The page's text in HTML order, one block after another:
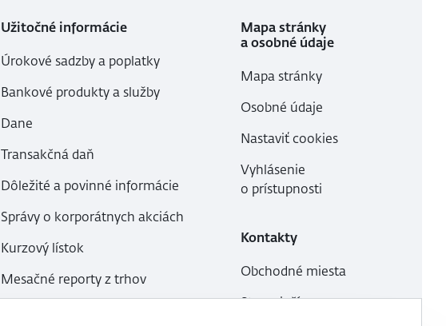
Užitočné informácie
Úrokové sadzby a poplatky
Bankové produkty a služby
Dane
Transakčná daň
Dôležité a povinné informácie
Správy o korporátnych akciách
Kurzový lístok
Mesačné reporty z trhov
Mapa stránky
a osobné údaje
Mapa stránky
Osobné údaje
Nastaviť cookies
Vyhlásenie
o prístupnosti
Kontakty
Obchodné miesta
Ste s niečím